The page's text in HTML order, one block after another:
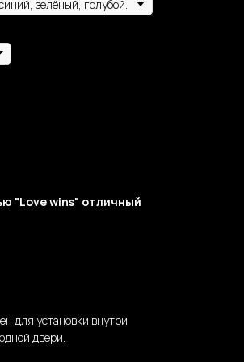
"Love wins" отличный
для установки внутри
двери.